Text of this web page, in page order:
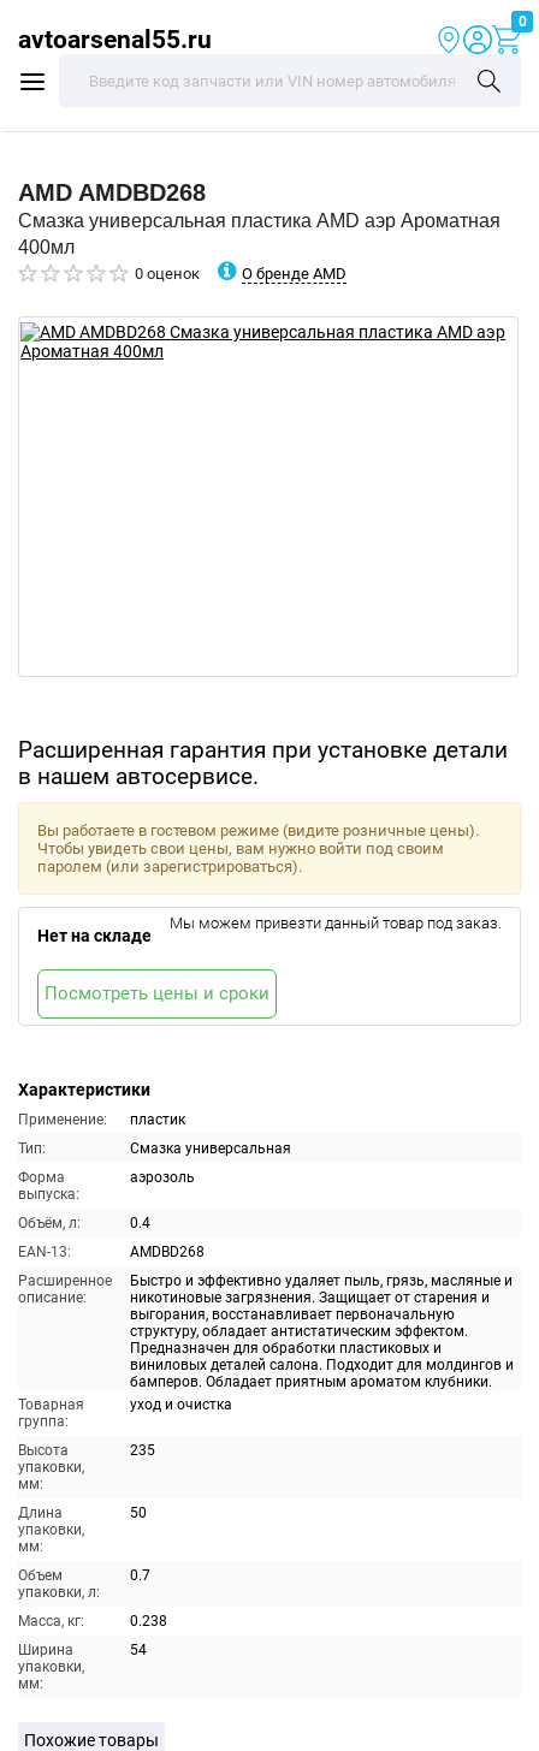
avtoarsenal55.ru
0
AMD AMDBD268
Смазка универсальная пластика AMD аэр Ароматная
400мл
0 оценок О бренде AMD
Расширенная гарантия при установке детали
в нашем автосервисе.
Характеристики
Применение:
пластик
Тип:
Смазка универсальная
Форма
выпуска:
аэрозоль
Объём, л:
0.4
EAN-13:
AMDBD268
Расширенное
описание:
Быстро и эффективно удаляет пыль, грязь, масляные и
никотиновые загрязнения. Защищает от старения и
выгорания, восстанавливает первоначальную
структуру, обладает антистатическим эффектом.
Предназначен для обработки пластиковых и
виниловых деталей салона. Подходит для молдингов и
бамперов. Обладает приятным ароматом клубники.
Товарная
группа:
уход и очистка
Высота
упаковки,
мм:
235
Длина
упаковки,
мм:
50
Объем
упаковки, л:
0.7
Масса, кг:
0.238
Ширина
упаковки,
мм:
54
Вы работаете в гостевом режиме (видите розничные цены).
Чтобы увидеть свои цены, вам нужно войти под своим
паролем (или зарегистрироваться).
Нет на складе
Мы можем привезти данный товар под заказ.
Посмотреть цены и сроки
Похожие товары